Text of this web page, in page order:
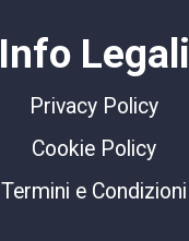
Info Legali
Privacy Policy
Cookie Policy
Termini e Condizioni